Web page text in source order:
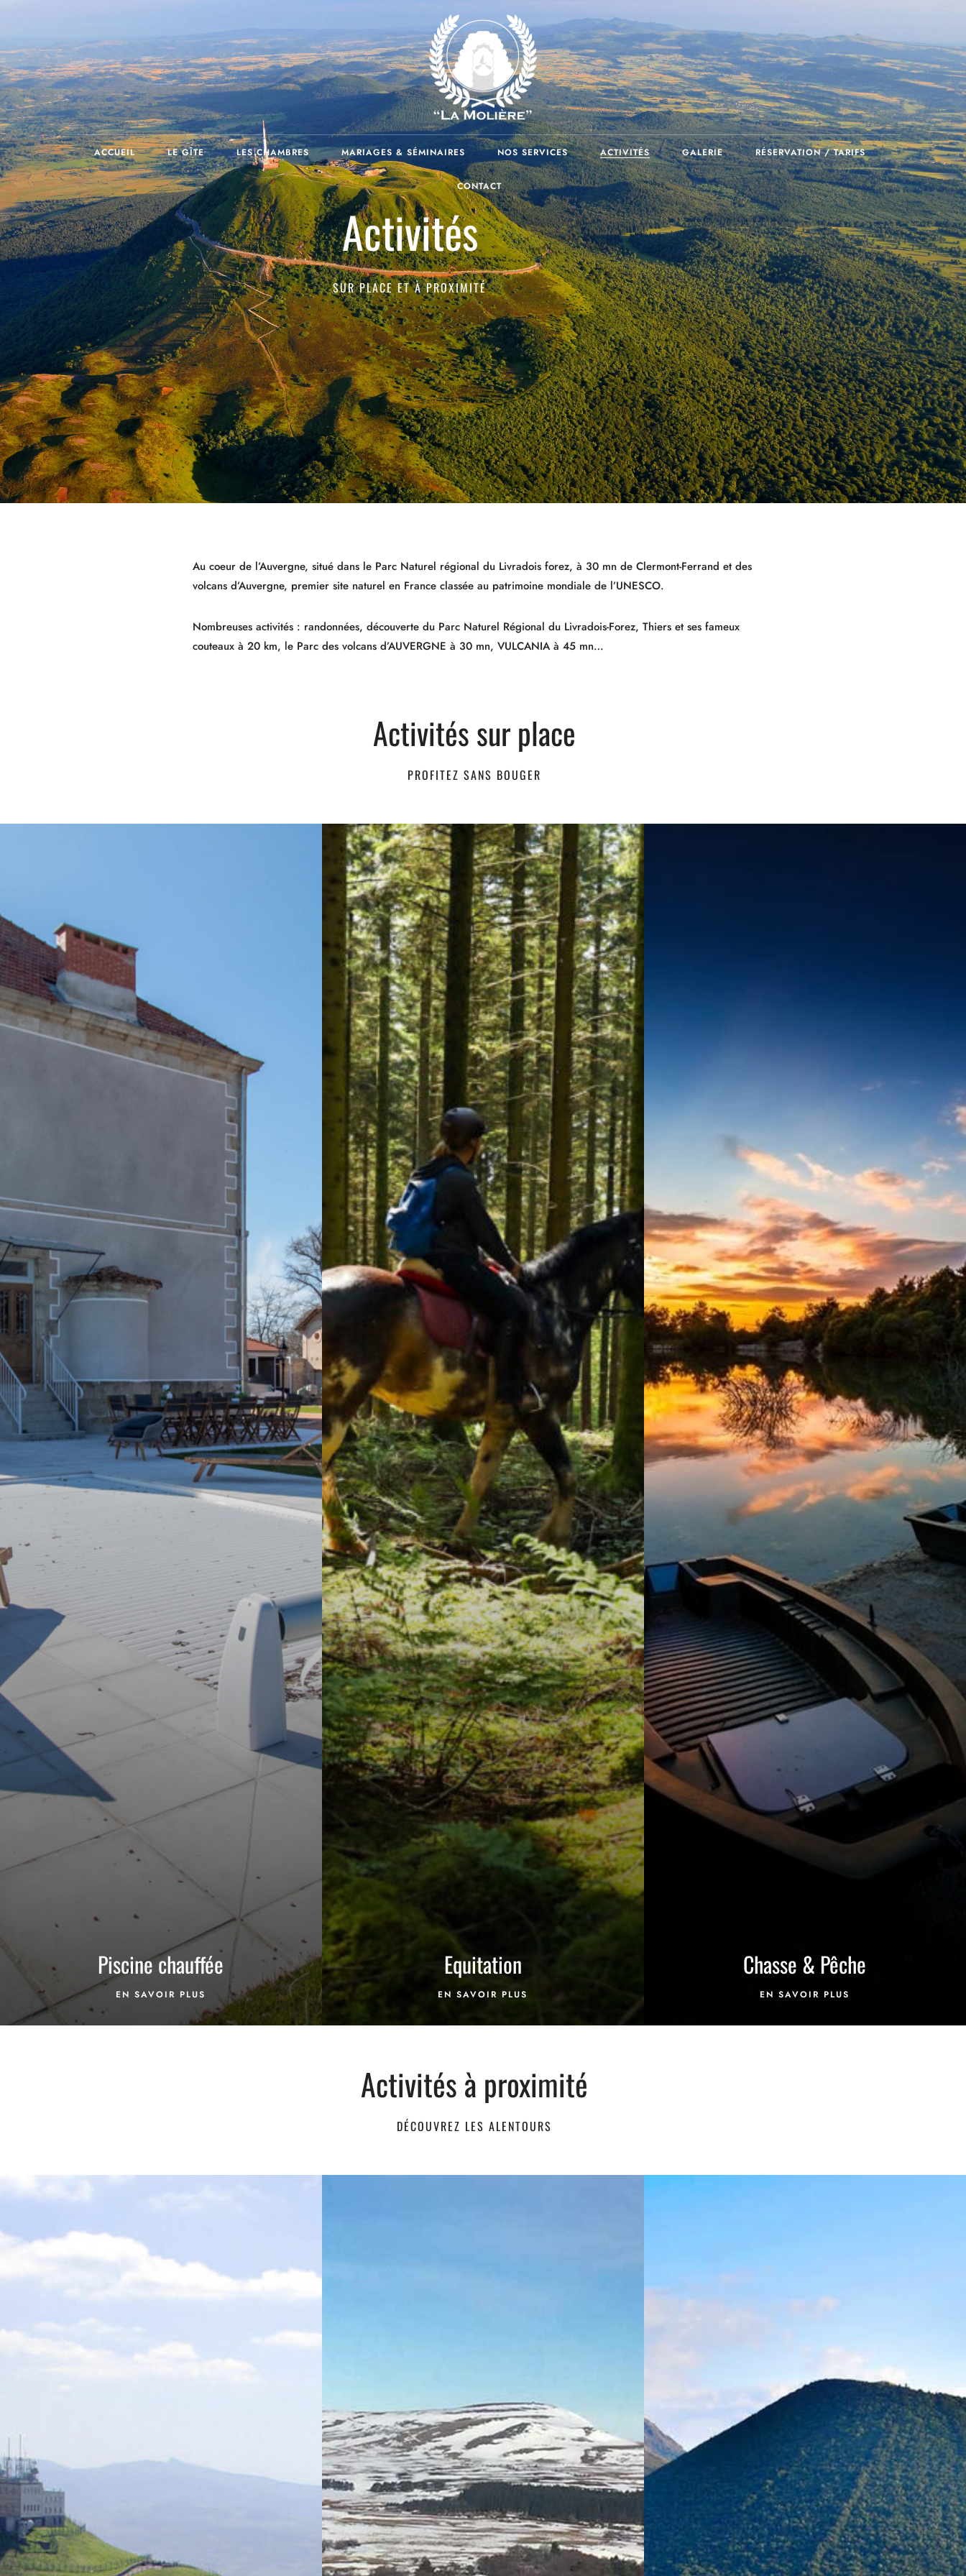
ACCUEIL LE GÎTE LES CHAMBRES MARIAGES & SÉMINAIRES NOS SERVICES ACTIVITÉS GALERIE RÉSERVATION / TARIFS
CONTACT
Activités
SUR PLACE ET À PROXIMITÉ
Au coeur de l’Auvergne, situé dans le Parc Naturel régional du Livradois forez, à 30 mn de Clermont-Ferrand et des
volcans d’Auvergne, premier site naturel en France classée au patrimoine mondiale de l’UNESCO.
Nombreuses activités : randonnées, découverte du Parc Naturel Régional du Livradois-Forez, Thiers et ses fameux
couteaux à 20 km, le Parc des volcans d’AUVERGNE à 30 mn, VULCANIA à 45 mn…
Activités sur place
PROFITEZ SANS BOUGER
Piscine chauffée
EN SAVOIR PLUS
Equitation
EN SAVOIR PLUS
Chasse & Pêche
EN SAVOIR PLUS
Activités à proximité
DÉCOUVREZ LES ALENTOURS